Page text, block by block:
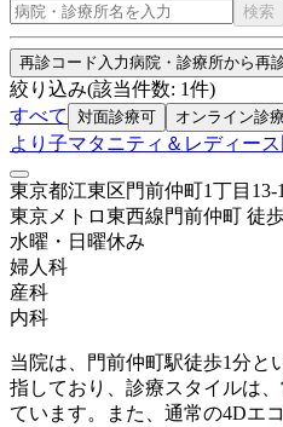
検索
再診コード入力病院・診療所から再
絞り込み(該当件数: 1件)
すべて
対面診療可 オンライン診
より子マタニティ＆レディー
東京都江東区門前仲町1丁目13-
東京メトロ東西線門前仲町 徒
水曜・日曜休み
婦人科
産科
内科
当院は、門前仲町駅徒歩1分と
指しており、診療スタイルは
ています。また、通常の4Dエ